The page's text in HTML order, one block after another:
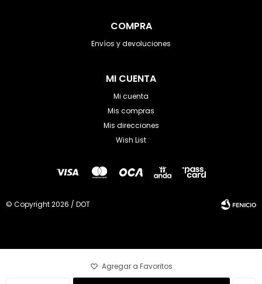
COMPRA
Envíos y devoluciones
MI CUENTA
Mi cuenta
Mis compras
Mis direcciones
Wish List
© Copyright 2026 / DOT